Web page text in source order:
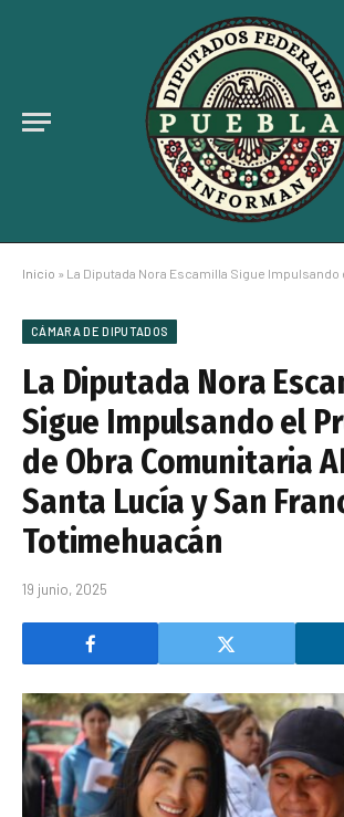
Inicio » La Diputada Nora Escamilla Sigue Impulsando el Programa de Obra Comunitaria Ahora en
CÁMARA DE DIPUTADOS
La Diputada Nora
Sigue Impulsando el
de Obra Comunitaria
Santa Lucía y San
Totimehuacán
19 junio, 2025